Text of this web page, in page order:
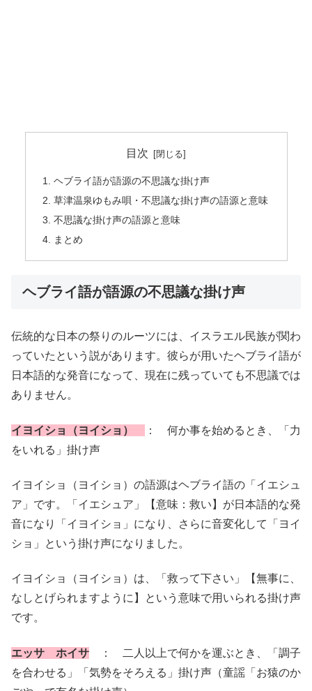
目次
ヘブライ語が語源の不思議な掛け声
草津温泉ゆもみ唄・不思議な掛け声の語源と意味
不思議な掛け声の語源と意味
まとめ
ヘブライ語が語源の不思議な掛け声
伝統的な日本の祭りのルーツには、イスラエル民族が関わ
っていたという説があります。彼らが用いたヘブライ語が
日本語的な発音になって、現在に残っていても不思議では
ありません。
イヨイショ（ヨイショ）
： 何か事を始めるとき、「力
をいれる」掛け声
イヨイショ（ヨイショ）の語源はヘブライ語の「イエシュ
ア」です。「イエシュア」【意味：救い】が日本語的な発
音になり「イヨイショ」になり、さらに音変化して「ヨイ
ショ」という掛け声になりました。
イヨイショ（ヨイショ）は、「救って下さい」【無事に、
なしとげられますように】という意味で用いられる掛け声
です。
エッサ ホイサ ： 二人以上で何かを運ぶとき、「調子
を合わせる」「気勢をそろえる」掛け声（童謡「お猿のか